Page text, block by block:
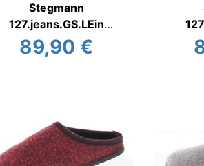
Stegmann
127.jeans.GS.LEin
Filzhausschuh
89,90 €